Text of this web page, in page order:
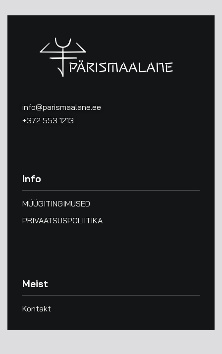
info@parismaalane.ee
+372 553 1213
Info
MÜÜGITINGIMUSED
PRIVAATSUSPOLIITIKA
Meist
Kontakt